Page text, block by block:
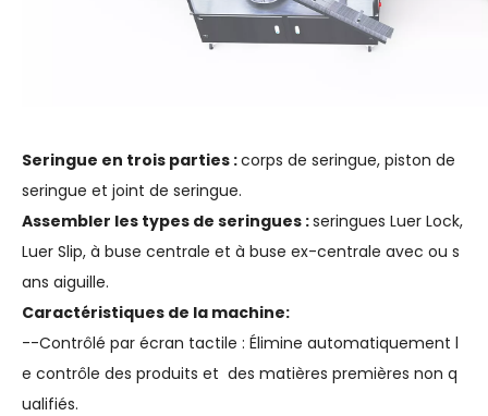
Seringue en trois parties :corps de seringue, piston de
seringue et joint de seringue.
Assembler les types de seringues :seringues Luer Lock,
Luer Slip, à buse centrale et à buse ex-centrale avec ou s
ans aiguille.
Caractéristiques de la machine:
--Contrôlé par écran tactile : Élimine automatiquement l
e contrôle des produits et des matières premières non q
ualifiés.